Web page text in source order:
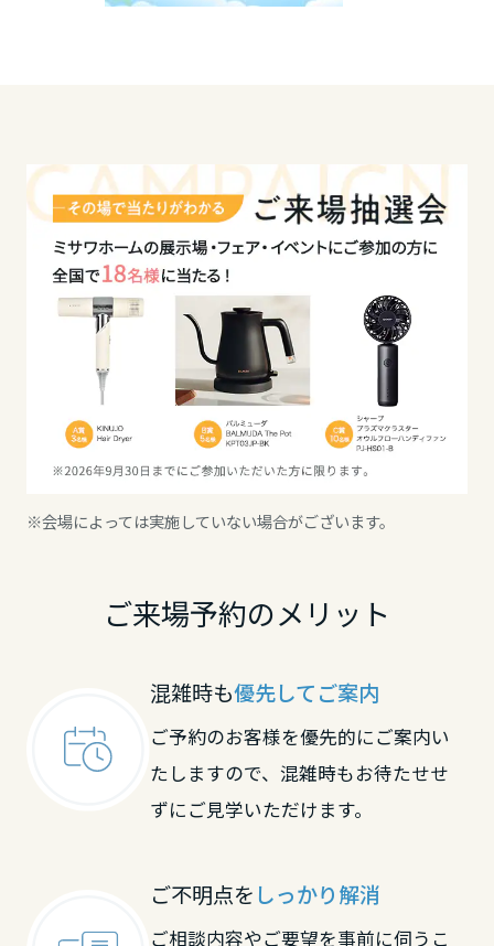
は対象外となる場合がございますので、あらかじめ
※会場によっては実施していない場合がございます。
ご来場予約のメリット
混雑時も優先してご案内
ご予約のお客様を優先的にご案内い
たしますので、混雑時もお待たせせ
ずにご見学いただけます。
ご不明点を しっかり解消
ご相談内容やご要望を事前に伺うこ